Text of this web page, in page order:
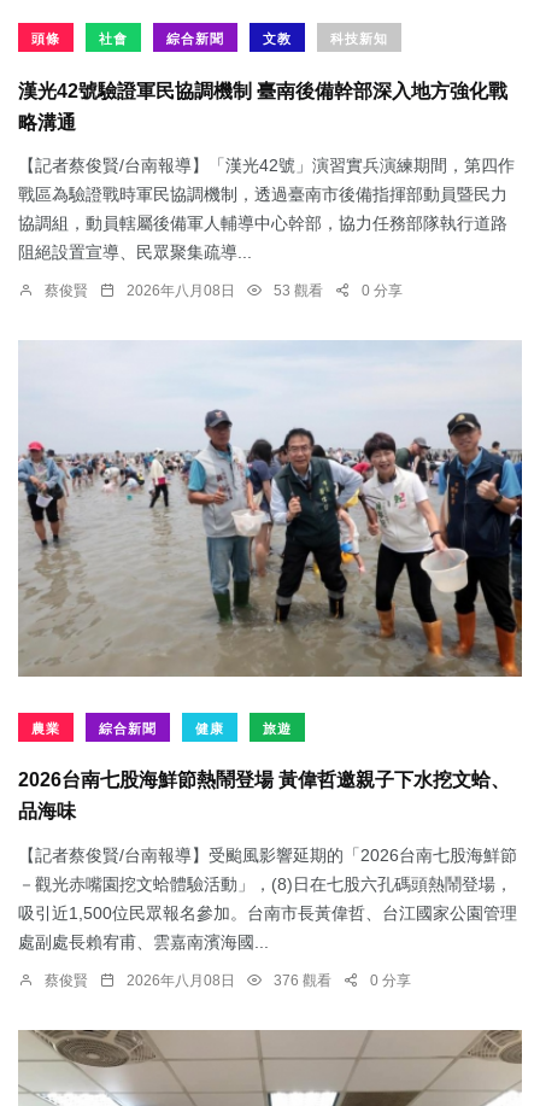
頭條 社會 綜合新聞 文教 科技新知
漢光42號驗證軍民協調機制 臺南後備幹部深入地方強化戰
略溝通
【記者蔡俊賢/台南報導】「漢光42號」演習實兵演練期間，第四作
戰區為驗證戰時軍民協調機制，透過臺南市後備指揮部動員暨民力
協調組，動員轄屬後備軍人輔導中心幹部，協力任務部隊執行道路
阻絕設置宣導、民眾聚集疏導...
蔡俊賢 2026年八月08日 53 觀看 0 分享
農業 綜合新聞 健康 旅遊
2026台南七股海鮮節熱鬧登場 黃偉哲邀親子下水挖文蛤、
品海味
【記者蔡俊賢/台南報導】受颱風影響延期的「2026台南七股海鮮節
－觀光赤嘴園挖文蛤體驗活動」，(8)日在七股六孔碼頭熱鬧登場，
吸引近1,500位民眾報名參加。台南市長黃偉哲、台江國家公園管理
處副處長賴宥甫、雲嘉南濱海國...
蔡俊賢 2026年八月08日 376 觀看 0 分享